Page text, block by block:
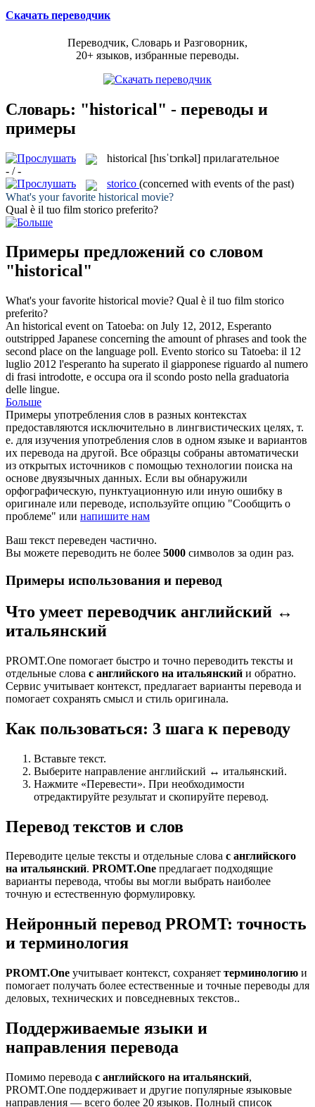
Скачать переводчик
Переводчик, Словарь и Разговорник,
20+ языков, избранные переводы.
Словарь: "historical" - переводы и
примеры
historical [hɪsˈtɔrɪkəl] прилагательное
- / -
storico (concerned with events of the past)
What's your favorite historical movie?
Qual è il tuo film storico preferito?
Примеры предложений со словом
"historical"
What's your favorite historical movie? Qual è il tuo film storico
preferito?
An historical event on Tatoeba: on July 12, 2012, Esperanto
outstripped Japanese concerning the amount of phrases and took the
second place on the language poll. Evento storico su Tatoeba: il 12
luglio 2012 l'esperanto ha superato il giapponese riguardo al numero
di frasi introdotte, e occupa ora il scondo posto nella graduatoria
delle lingue.
Больше
Примеры употребления слов в разных контекстах
предоставляются исключительно в лингвистических целях, т.
е. для изучения употребления слов в одном языке и вариантов
их перевода на другой. Все образцы собраны автоматически
из открытых источников с помощью технологии поиска на
основе двуязычных данных. Если вы обнаружили
орфографическую, пунктуационную или иную ошибку в
оригинале или переводе, используйте опцию "Сообщить о
проблеме" или напишите нам
Ваш текст переведен частично.
Вы можете переводить не более 5000 символов за один раз.
Примеры использования и перевод
Что умеет переводчик английский ↔
итальянский
PROMT.One помогает быстро и точно переводить тексты и
отдельные слова с английского на итальянский и обратно.
Сервис учитывает контекст, предлагает варианты перевода и
помогает сохранять смысл и стиль оригинала.
Как пользоваться: 3 шага к переводу
Вставьте текст.
Выберите направление английский ↔ итальянский.
Нажмите «Перевести». При необходимости
отредактируйте результат и скопируйте перевод.
Перевод текстов и слов
Переводите целые тексты и отдельные слова с английского
на итальянский. PROMT.One предлагает подходящие
варианты перевода, чтобы вы могли выбрать наиболее
точную и естественную формулировку.
Нейронный перевод PROMT: точность
и терминология
PROMT.One учитывает контекст, сохраняет терминологию и
помогает получать более естественные и точные переводы для
деловых, технических и повседневных текстов..
Поддерживаемые языки и
направления перевода
Помимо перевода с английского на итальянский,
PROMT.One поддерживает и другие популярные языковые
направления — всего более 20 языков. Полный список